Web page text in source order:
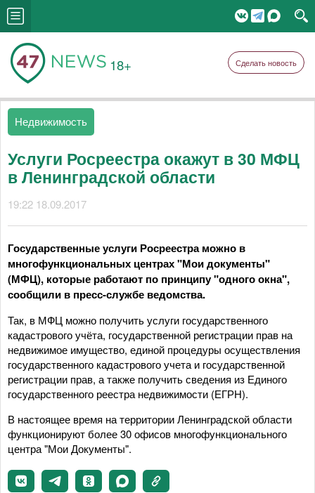
18+ Сделать новость
Недвижимость
Услуги Росреестра окажут в 30 МФЦ
в Ленинградской области
19:22 18.09.2017
Государственные услуги Росреестра можно в
многофункциональных центрах "Мои документы"
(МФЦ), которые работают по принципу "одного окна",
сообщили в пресс-службе ведомства.
Так, в МФЦ можно получить услуги государственного
кадастрового учёта, государственной регистрации прав на
недвижимое имущество, единой процедуры осуществления
государственного кадастрового учета и государственной
регистрации прав, а также получить сведения из Единого
государственного реестра недвижимости (ЕГРН).
В настоящее время на территории Ленинградской области
функционируют более 30 офисов многофункционального
центра "Мои Документы".